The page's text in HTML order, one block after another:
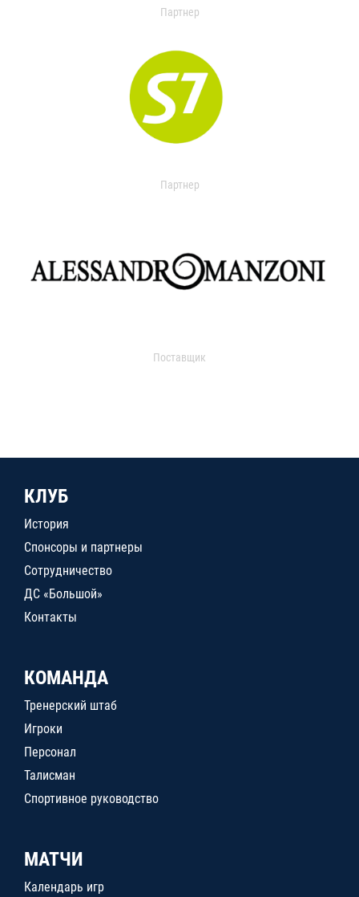
Партнер
Партнер
Поставщик
КЛУБ
История
Спонсоры и партнеры
Сотрудничество
ДС «Большой»
Контакты
КОМАНДА
Тренерский штаб
Игроки
Персонал
Талисман
Спортивное руководство
МАТЧИ
Календарь игр